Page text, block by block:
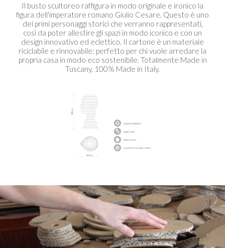
Il busto scultoreo raffigura in modo originale e ironico la
figura dell'imperatore romano Giulio Cesare. Questo è uno
dei primi personaggi storici che verranno rappresentati,
così da poter allestire gli spazi in modo iconico e con un
design innovativo ed eclettico. Il cartone è un materiale
riciclabile e rinnovabile: perfetto per chi vuole arredare la
propria casa in modo eco sostenibile. Totalmente Made in
Tuscany, 100% Made in Italy.